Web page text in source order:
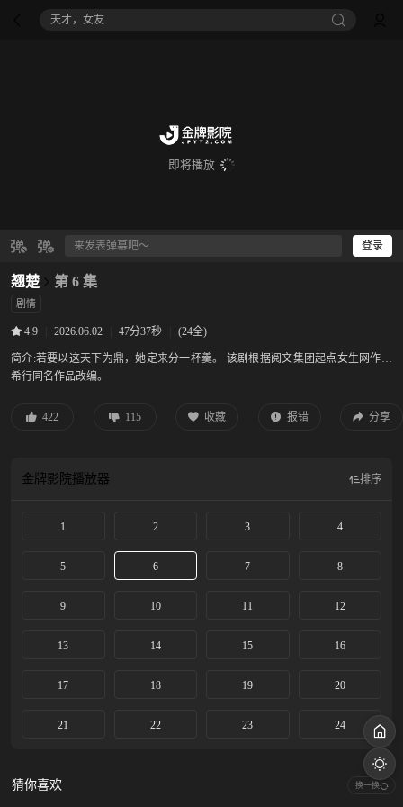
天才，女友
即将播放
登录
翘楚 第 6 集
剧情
4.9 2026.06.02 47分37秒 (24全)
简介:若要以这天下为鼎，她定来分一杯羹。 该剧根据阅文集团起点女生网作者
希行同名作品改编。
422 115 收藏 报错 分享
金牌影院播放器 排序
1 2 3 4
5 6 7 8
9 10 11 12
13 14 15 16
17 18 19 20
21 22 23 24
猜你喜欢 换一换